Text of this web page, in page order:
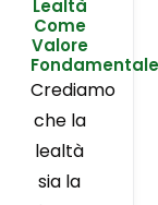
Lealtà
Come
Valore
Fondamentale
Crediamo
che la
lealtà
sia la